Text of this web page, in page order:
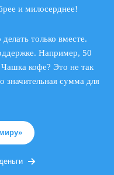
и милосерднее!
только вместе.
Например, 50
кофе? Это не так
значительная сумма для